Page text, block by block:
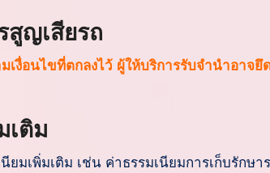
สูญเสียรถ
เงื่อนไขที่ตกลงไว้ ผู้ให้บริการรับจำนำอาจ
เติม
ยมเพิ่มเติม เช่น ค่าธรรมเนียมการเก็บรักษ